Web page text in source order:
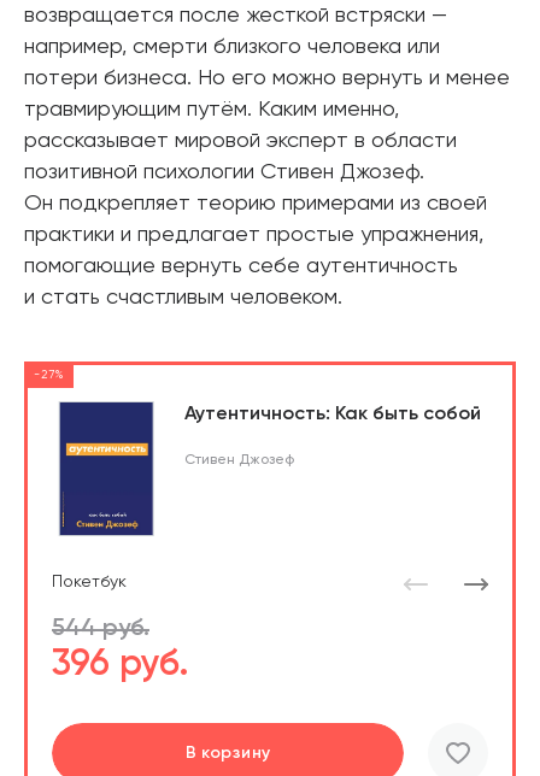
возвращается после жесткой встряски —
например, смерти близкого человека или
потери бизнеса. Но его можно вернуть и менее
травмирующим путём. Каким именно,
рассказывает мировой эксперт в области
позитивной психологии Стивен Джозеф.
Он подкрепляет теорию примерами из своей
практики и предлагает простые упражнения,
помогающие вернуть себе аутентичность
и стать счастливым человеком.
-27%
Аутентичность: Как быть собой
Стивен Джозеф
Покетбук
544 руб.
396 руб.
В корзину
Перейти
Перейти
Подробнее